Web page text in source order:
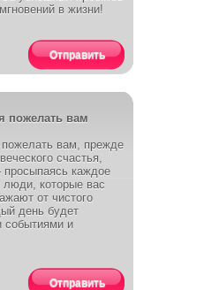
в жизни!
Отправить
пожелать вам
вам, прежде
счастья,
просыпаясь каждое
люди, которые вас
от чистого
день будет
событиями и
Отправить